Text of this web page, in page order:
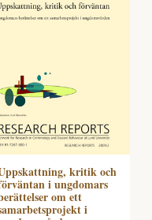
kritik och
i ungdomars
om ett
i